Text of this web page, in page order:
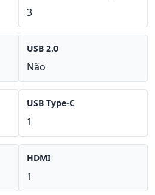
3
USB 2.0
Não
USB Type-C
1
HDMI
1